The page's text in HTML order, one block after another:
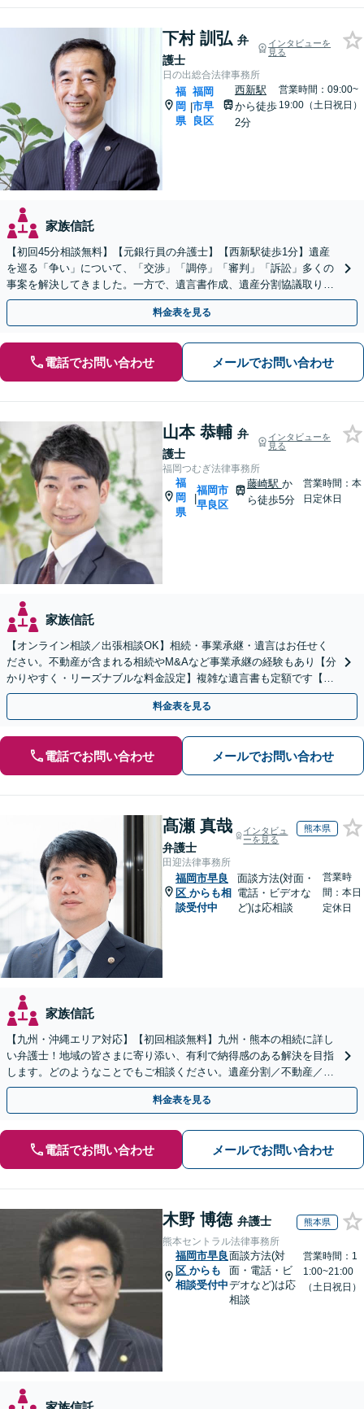
下村 訓弘 弁
護士
インタビューを
見る
日の出総合法律事務所
福
岡
県
|
福岡
市早
良区
西新駅
から徒歩
2分
営業時間：09:00~
19:00（土日祝日）
家族信託
【初回45分相談無料】【元銀行員の弁護士】【西新駅徒歩1分】遺産
を巡る「争い」について、「交渉」「調停」「審判」「訴訟」多くの
事案を解決してきました。一方で、遺言書作成、遺産分割協議取り纏
め、遺産の換価・名義変更等々の業務も大歓迎です。
料金表を見る
電話でお問い合わせ メールでお問い合わせ
山本 恭輔 弁
護士
インタビューを
見る
福岡つむぎ法律事務所
福
岡
県
|
福岡市
早良区
藤崎駅 か
ら徒歩5分
営業時間：本
日定休日
家族信託
【オンライン相談／出張相談OK】相続・事業承継・遺言はお任せく
ださい。不動産が含まれる相続やM&Aなど事業承継の経験もあり【分
かりやすく・リーズナブルな料金設定】複雑な遺言書も定額です【夜
間・休日対応可能】【藤崎駅徒歩5分】【弁護士歴7年】
料金表を見る
電話でお問い合わせ メールでお問い合わせ
髙瀬 真哉
弁護士
インタビュ
ーを見る
熊本県
田迎法律事務所
福岡市早良
区 からも相
談受付中
面談方法(対面・
電話・ビデオな
ど)は応相談
営業時
間：本日
定休日
家族信託
【九州・沖縄エリア対応】【初回相談無料】九州・熊本の相続に詳し
い弁護士！地域の皆さまに寄り添い、有利で納得感のある解決を目指
します。どのようなことでもご相談ください。遺産分割／不動産／遺
言書／使い込み／寄与分／遺留分／相続放棄【完全個室】
料金表を見る
電話でお問い合わせ メールでお問い合わせ
木野 博徳 弁護士 熊本県
熊本セントラル法律事務所
福岡市早良
区 からも
相談受付中
面談方法(対
面・電話・ビ
デオなど)は応
相談
営業時間：1
1:00~21:00
（土日祝日）